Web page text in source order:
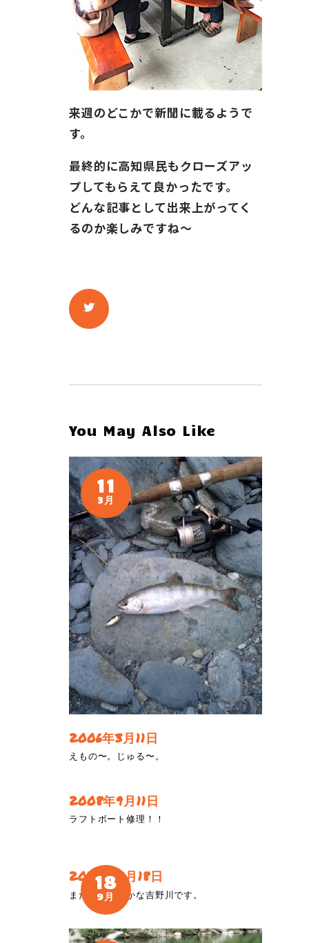
来週のどこかで新聞に載るようで
す。
最終的に高知県民もクローズアッ
プしてもらえて良かったです。
どんな記事として出来上がってく
るのか楽しみですね〜
You May Also Like
11
3月
2006年3月11日
えもの〜。じゅる〜。
2008年9月11日
ラフトボート修理！！
18
9月
2022年9月18日
まだまだ穏やかな吉野川です。